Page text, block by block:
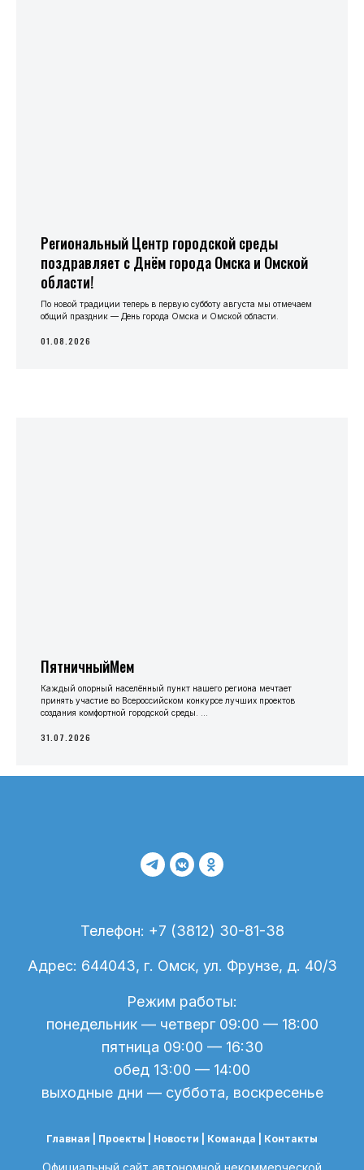
Региональный Центр городской среды
поздравляет с Днём города Омска и Омской
области!
По новой традиции теперь в первую субботу августа мы отмечаем
общий праздник — День города Омска и Омской области.
01.08.2026
ПятничныйМем
Каждый опорный населённый пункт нашего региона мечтает
принять участие во Всероссийском конкурсе лучших проектов
создания комфортной городской среды. ...
31.07.2026
Телефон: +7 (3812) 30-81-38
Адрес: 644043, г. Омск, ул. Фрунзе, д. 40/3
Режим работы:
понедельник — четверг 09:00 — 18:00
пятница 09:00 — 16:30
обед 13:00 — 14:00
выходные дни — суббота, воскресенье
Главная | Проекты Новости | Команда | Контакты
Официальный сайт автономной некоммерческой